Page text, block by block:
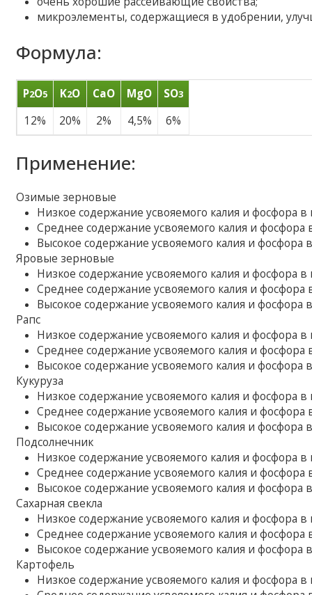
микроэлементы, содержащиеся в удобрении,
Формула:
P2O5 K2O CaO MgO SO3
12% 20% 2% 4,5% 6%
Применение:
Озимые зерновые
Низкое содержание усвояемого калия и фосфора в
Среднее содержание усвояемого калия и фосфора
Высокое содержание усвояемого калия и фосфора
Яровые зерновые
Низкое содержание усвояемого калия и фосфора в
Среднее содержание усвояемого калия и фосфора
Высокое содержание усвояемого калия и фосфора
Рапс
Низкое содержание усвояемого калия и фосфора в
Среднее содержание усвояемого калия и фосфора
Высокое содержание усвояемого калия и фосфора
Кукуруза
Низкое содержание усвояемого калия и фосфора в
Среднее содержание усвояемого калия и фосфора
Высокое содержание усвояемого калия и фосфора
Подсолнечник
Низкое содержание усвояемого калия и фосфора в
Среднее содержание усвояемого калия и фосфора
Высокое содержание усвояемого калия и фосфора
Сахарная свекла
Низкое содержание усвояемого калия и фосфора в
Среднее содержание усвояемого калия и фосфора
Высокое содержание усвояемого калия и фосфора
Картофель
Низкое содержание усвояемого калия и фосфора в